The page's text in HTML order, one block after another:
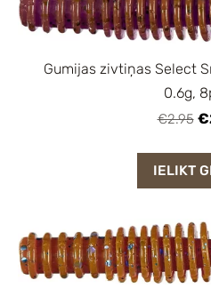
Gumijas zivtiņas Select
0.6g,
€2.95
IELIKT